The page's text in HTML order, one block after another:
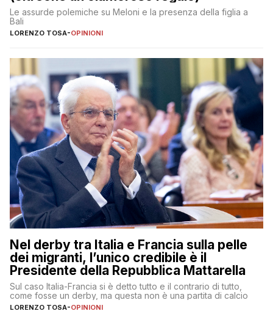
Le assurde polemiche su Meloni e la presenza della figlia a
Bali
LORENZO TOSA-OPINIONI
Nel derby tra Italia e Francia sulla pelle
dei migranti, l’unico credibile è il
Presidente della Repubblica Mattarella
Sul caso Italia-Francia si è detto tutto e il contrario di tutto,
come fosse un derby, ma questa non è una partita di calcio
LORENZO TOSA-OPINIONI